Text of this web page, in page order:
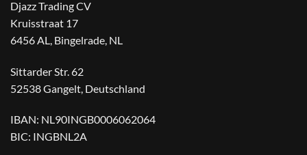
Djazz Trading CV
Kruisstraat 17
6456 AL, Bingelrade, NL
Sittarder Str. 62
52538 Gangelt, Deutschland
IBAN: NL90INGB0006062064
BIC: INGBNL2A